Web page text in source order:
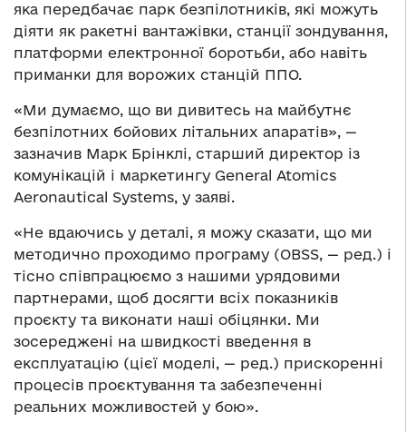
яка передбачає парк безпілотників, які можуть
діяти як ракетні вантажівки, станції зондування,
платформи електронної боротьби, або навіть
приманки для ворожих станцій ППО.
«Ми думаємо, що ви дивитесь на майбутнє
безпілотних бойових літальних апаратів», —
зазначив Марк Брінклі, старший директор із
комунікацій і маркетингу General Atomics
Aeronautical Systems, у заяві.
«Не вдаючись у деталі, я можу сказати, що ми
методично проходимо програму (OBSS, — ред.) і
тісно співпрацюємо з нашими урядовими
партнерами, щоб досягти всіх показників
проєкту та виконати наші обіцянки. Ми
зосереджені на швидкості введення в
експлуатацію (цієї моделі, — ред.) прискоренні
процесів проєктування та забезпеченні
реальних можливостей у бою».